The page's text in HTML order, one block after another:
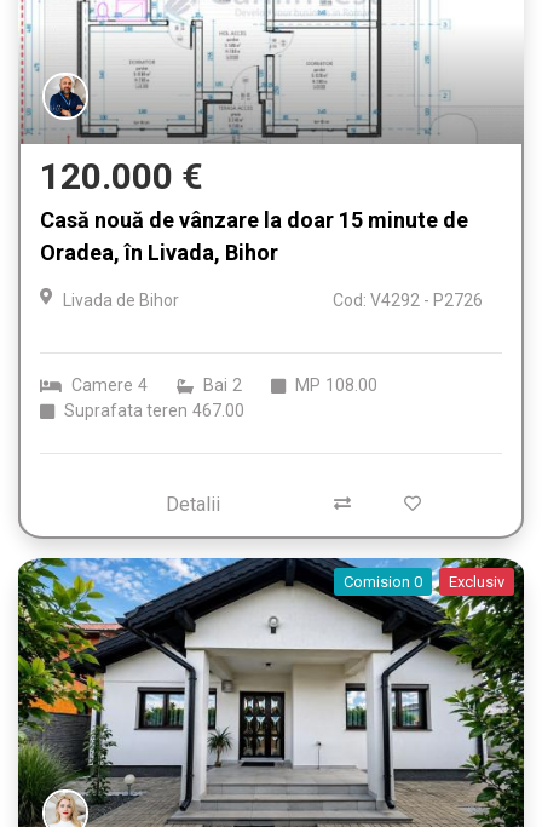
120.000 €
Casă nouă de vânzare la doar 15 minute de
Oradea, în Livada, Bihor
Livada de Bihor Cod: V4292 - P2726
Camere 4 Bai 2 MP 108.00
Suprafata teren 467.00
Detalii
Comision 0 Exclusiv